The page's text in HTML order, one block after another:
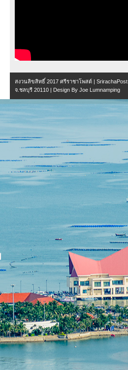
สงวนลิขสิทธิ์ 2017 ศรีราชาโพสต์ | SrirachaPost
จ.ชลบุรี 20110 | Design By Joe Lumnamping